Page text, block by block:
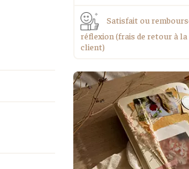
Satisfait ou
réflexion (frais de retour à la
client)